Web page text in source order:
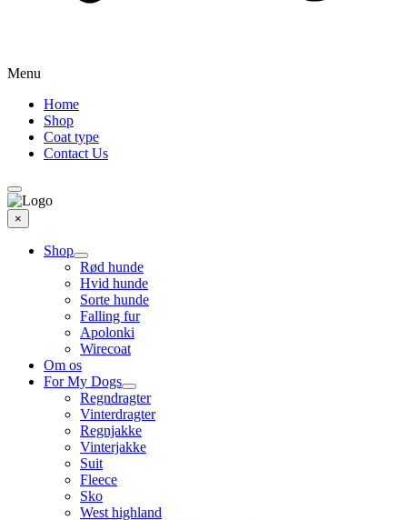
Menu
Home
Shop
Coat type
Contact Us
×
Shop
Rød hunde
Hvid hunde
Sorte hunde
Falling fur
Apolonki
Wirecoat
Om os
For My Dogs
Regndragter
Vinterdragter
Regnjakke
Vinterjakke
Suit
Fleece
Sko
West highland